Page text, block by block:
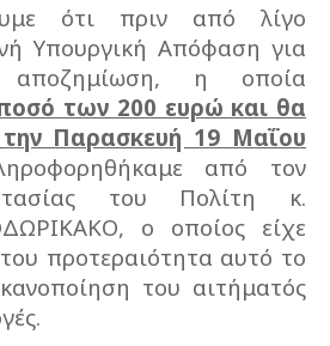
ότι πριν από λίγο
Υπουργική Απόφαση για
αποζημίωση, η οποία
των 200 ευρώ και θα
Παρασκευή 19 Μαΐου
από τον
του Πολίτη κ.
ο οποίος είχε
προτεραιότητα αυτό το
του αιτήματός